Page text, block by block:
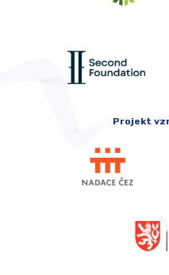
Projekt